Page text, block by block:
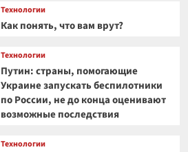
Технологии
Как понять, что вам врут?
Технологии
Путин: страны, помогающие
Украине запускать беспилотники
по России, не до конца оценивают
возможные последствия
Технологии